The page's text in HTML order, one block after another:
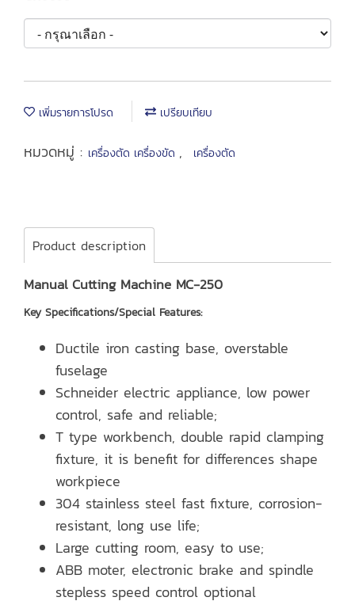
เพิ่มรายการโปรด เปรียบเทียบ
หมวดหมู่ : เครื่องตัด เครื่องขัด , เครื่องตัด
Product description
Manual Cutting Machine MC-250
Key Specifications/Special Features:
Ductile iron casting base, overstable
fuselage
Schneider electric appliance, low power
control, safe and reliable;
T type workbench, double rapid clamping
fixture, it is benefit for differences shape
workpiece
304 stainless steel fast fixture, corrosion-
resistant, long use life;
Large cutting room, easy to use;
ABB moter, electronic brake and spindle
stepless speed control optional